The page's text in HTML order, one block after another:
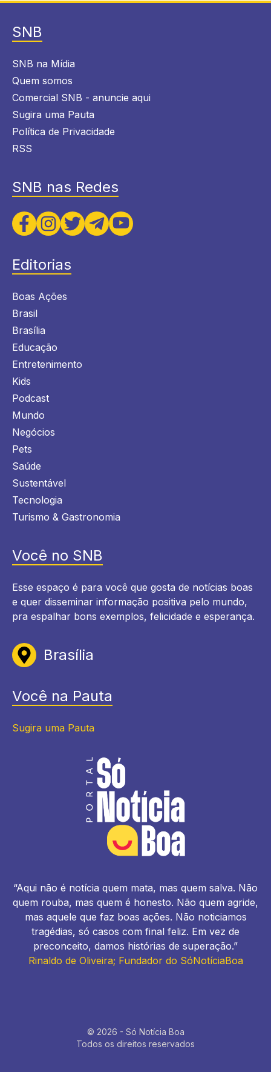
SNB
SNB na Mídia
Quem somos
Comercial SNB - anuncie aqui
Sugira uma Pauta
Política de Privacidade
RSS
SNB nas Redes
Editorias
Boas Ações
Brasil
Brasília
Educação
Entretenimento
Kids
Podcast
Mundo
Negócios
Pets
Saúde
Sustentável
Tecnologia
Turismo & Gastronomia
Você no SNB
Esse espaço é para você que gosta de notícias boas
e quer disseminar informação positiva pelo mundo,
pra espalhar bons exemplos, felicidade e esperança.
Brasília
Você na Pauta
Sugira uma Pauta
“Aqui não é notícia quem mata, mas quem salva. Não
quem rouba, mas quem é honesto. Não quem agride,
mas aquele que faz boas ações. Não noticiamos
tragédias, só casos com final feliz. Em vez de
preconceito, damos histórias de superação.”
Rinaldo de Oliveira; Fundador do SóNotíciaBoa
© 2026 - Só Notícia Boa
Todos os direitos reservados